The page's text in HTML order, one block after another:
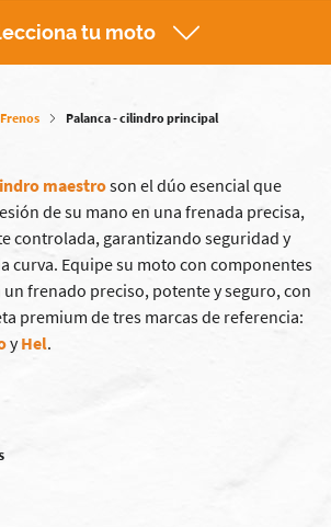
tu moto
Frenos Palanca - cilindro principal
maestroson el dúo esencial que
de su mano en una frenada precisa,
controlada, garantizando seguridad y
curva. Equipe su moto con componentes
frenado preciso, potente y seguro, con
premium de tres marcas de referencia:
yHel.